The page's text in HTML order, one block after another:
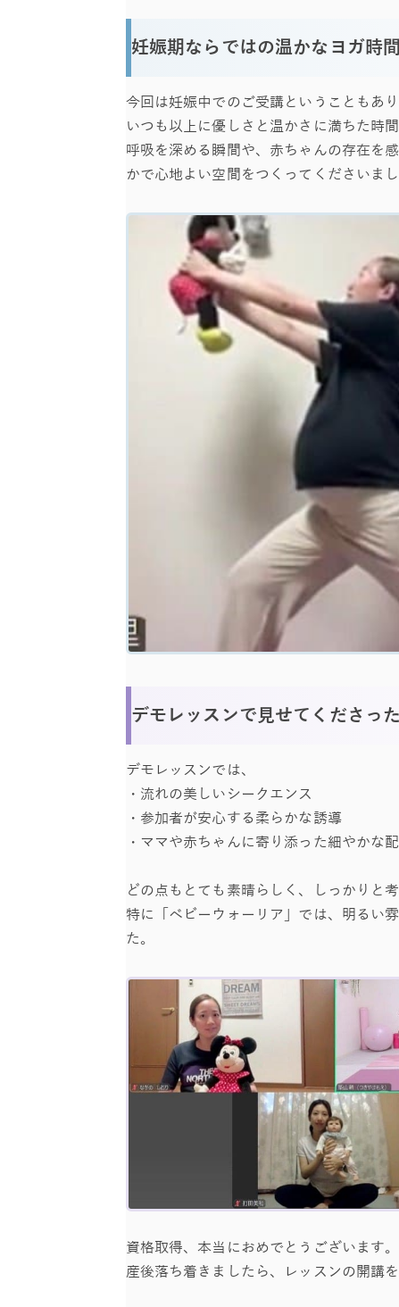
妊娠期ならではの温かなヨガ時間
今回は妊娠中でのご受講ということもあ
いつも以上に優しさと温かさに満ちた時間
呼吸を深める瞬間や、赤ちゃんの存在を
かで心地よい空間をつくってくださいまし
デモレッスンで見せてくださっ
デモレッスンでは、
・流れの美しいシークエンス
・参加者が安心する柔らかな誘導
・ママや赤ちゃんに寄り添った細やかな
どの点もとても素晴らしく、しっかりと
特に「ベビーウォーリア」では、明るい
た。
資格取得、本当におめでとうございます。
産後落ち着きましたら、レッスンの開講